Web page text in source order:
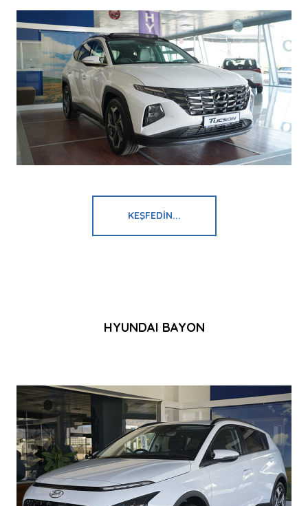
KEŞFEDIN...
HYUNDAI BAYON